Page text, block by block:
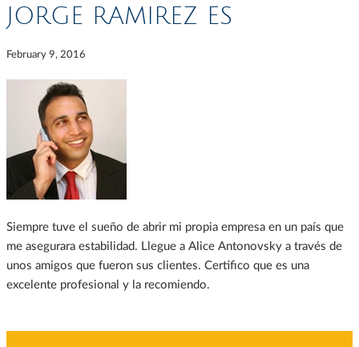
JORGE RAMIREZ ES
February 9, 2016
Siempre tuve el sueño de abrir mi propia empresa en un país que
me asegurara estabilidad. Llegue a Alice Antonovsky a través de
unos amigos que fueron sus clientes. Certifico que es una
excelente profesional y la recomiendo.